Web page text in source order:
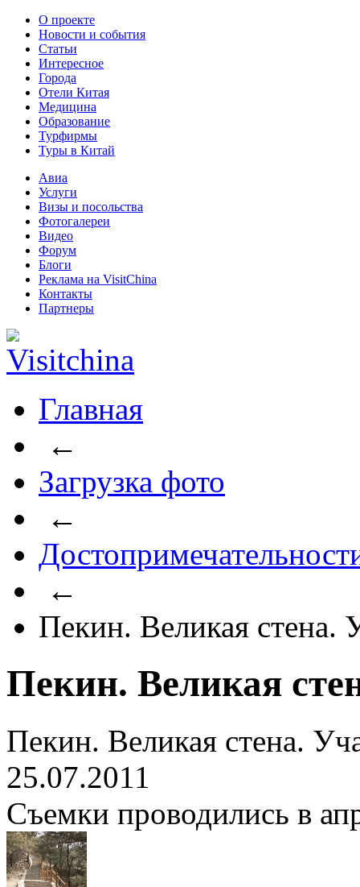
О проекте
Новости и события
Статьи
Интересное
Города
Отели Китая
Медицина
Образование
Турфирмы
Туры в Китай
Авиа
Услуги
Визы и посольства
Фотогалереи
Видео
Форум
Блоги
Реклама на VisitChina
Контакты
Партнеры
Главная
←
Загрузка фото
←
←
Пекин. Великая стена.
Пекин. Великая
Пекин. Великая стена.
25.07.2011
Съемки проводились в